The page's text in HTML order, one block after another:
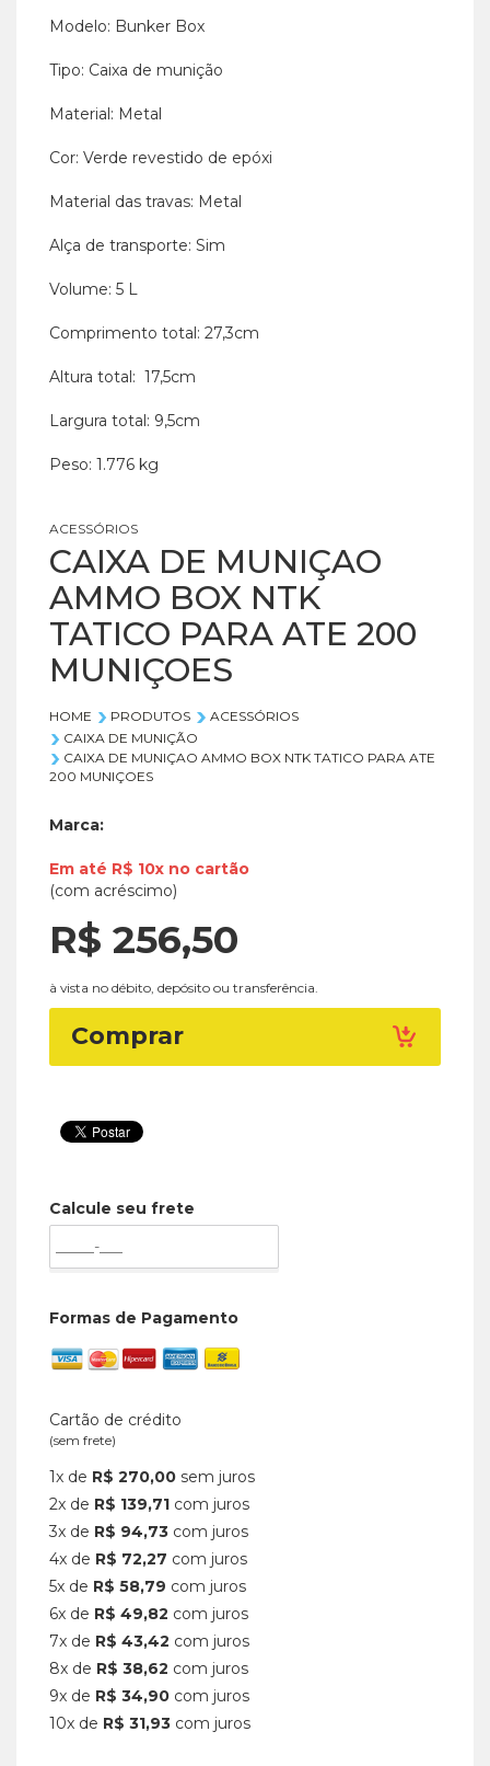
Modelo: Bunker Box
Tipo: Caixa de munição
Material: Metal
Cor: Verde revestido de epóxi
Material das travas: Metal
Alça de transporte: Sim
Volume: 5 L
Comprimento total: 27,3cm
Altura total: 17,5cm
Largura total: 9,5cm
Peso: 1.776 kg
ACESSÓRIOS
CAIXA DE MUNIÇAO
AMMO BOX NTK
TATICO PARA ATE 200
MUNIÇOES
HOME PRODUTOS
ACESSÓRIOS
CAIXA DE MUNIÇÃO
CAIXA DE MUNIÇAO AMMO BOX NTK TATICO PARA ATE
200 MUNIÇOES
Marca:
Em até R$ 10x no cartão
(com acréscimo)
R$ 256,50
à vista no débito, depósito ou transferência.
Comprar
Calcule seu frete
Formas de Pagamento
Cartão de crédito
(sem frete)
1x de R$ 270,00 sem juros
2x de R$ 139,71 com juros
3x de R$ 94,73 com juros
4x de R$ 72,27 com juros
5x de R$ 58,79 com juros
6x de R$ 49,82 com juros
7x de R$ 43,42 com juros
8x de R$ 38,62 com juros
9x de R$ 34,90 com juros
10x de R$ 31,93 com juros